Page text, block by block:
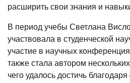
расширить свои знания и
В период учебы Светлана
участвовала в студенческой
участие в научных
также стала автором
чего удалось достичь